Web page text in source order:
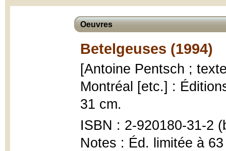
Oeuvres
Betelgeuses (1994)
[Antoine Pentsch ;
Montréal [etc.] :
31 cm.
ISBN : 2-920180-31-2
Notes : Éd. limitée à